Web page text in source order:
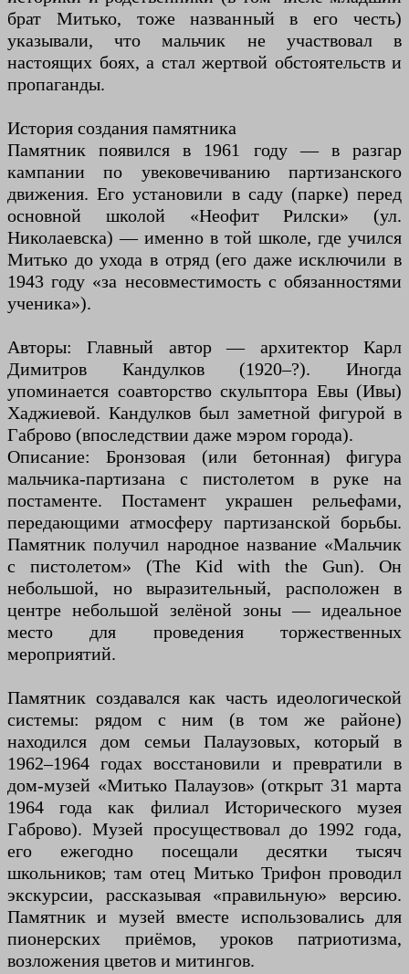
брат Митько, тоже названный в его честь)
указывали, что мальчик не участвовал в
настоящих боях, а стал жертвой обстоятельств и
пропаганды.
История создания памятника
Памятник появился в 1961 году — в разгар
кампании по увековечиванию партизанского
движения. Его установили в саду (парке) перед
основной школой «Неофит Рилски» (ул.
Николаевска) — именно в той школе, где учился
Митько до ухода в отряд (его даже исключили в
1943 году «за несовместимость с обязанностями
ученика»).
Авторы: Главный автор — архитектор Карл
Димитров Кандулков (1920–?). Иногда
упоминается соавторство скульптора Евы (Ивы)
Хаджиевой. Кандулков был заметной фигурой в
Габрово (впоследствии даже мэром города).
Описание: Бронзовая (или бетонная) фигура
мальчика-партизана с пистолетом в руке на
постаменте. Постамент украшен рельефами,
передающими атмосферу партизанской борьбы.
Памятник получил народное название «Мальчик
с пистолетом» (The Kid with the Gun). Он
небольшой, но выразительный, расположен в
центре небольшой зелёной зоны — идеальное
место для проведения торжественных
мероприятий.
Памятник создавался как часть идеологической
системы: рядом с ним (в том же районе)
находился дом семьи Палаузовых, который в
1962–1964 годах восстановили и превратили в
дом-музей «Митько Палаузов» (открыт 31 марта
1964 года как филиал Исторического музея
Габрово). Музей просуществовал до 1992 года,
его ежегодно посещали десятки тысяч
школьников; там отец Митько Трифон проводил
экскурсии, рассказывая «правильную» версию.
Памятник и музей вместе использовались для
пионерских приёмов, уроков патриотизма,
возложения цветов и митингов.